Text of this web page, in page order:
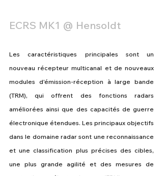
ECRS MK1 @ Hensoldt
Les caractéristiques principales sont un
nouveau récepteur multicanal et de nouveaux
modules d'émission-réception à large bande
(TRM), qui offrent des fonctions radars
améliorées ainsi que des capacités de guerre
électronique étendues. Les principaux objectifs
dans le domaine radar sont une reconnaissance
et une classification plus précises des cibles,
une plus grande agilité et des mesures de